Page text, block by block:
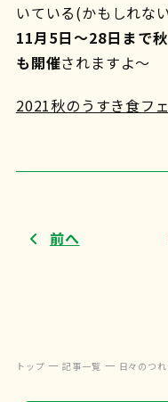
いている(かもしれな
11月5日〜28日まで
も開催されますよ〜
2021秋のうすき食フ
前へ
トップ 記事一覧 日々のつ